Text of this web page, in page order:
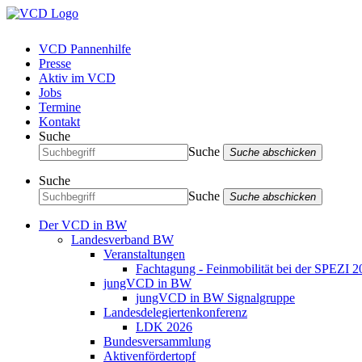
VCD Pannenhilfe
Presse
Aktiv im VCD
Jobs
Termine
Kontakt
Suche
Suche
Suche abschicken
Suche
Suche
Suche abschicken
Der VCD in BW
Landesverband BW
Veranstaltungen
Fachtagung - Feinmobilität bei der SPEZI
jungVCD in BW
jungVCD in BW Signalgruppe
Landesdelegiertenkonferenz
LDK 2026
Bundesversammlung
Aktivenfördertopf